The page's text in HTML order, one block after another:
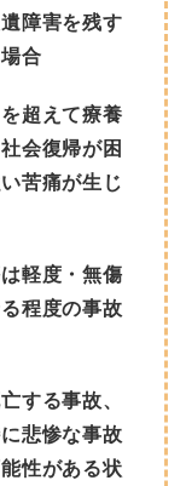
障害を残す
合
超えて療養
会復帰が困
苦痛が生じ
軽度・無傷
程度の事故
する事故、
悲惨な事故
性がある状